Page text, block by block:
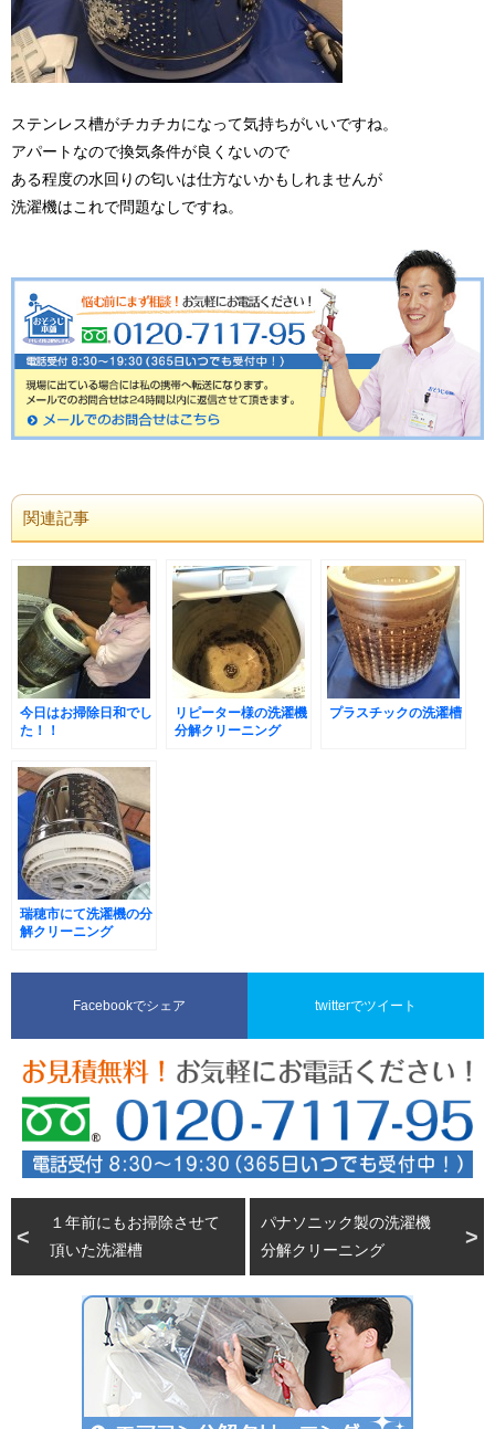
ステンレス槽がチカチカになって気持ちがいいですね。
アパートなので換気条件が良くないので
ある程度の水回りの匂いは仕方ないかもしれませんが
洗濯機はこれで問題なしですね。
関連記事
今日はお掃除日和でし
た！！
リピーター様の洗濯機
分解クリーニング
プラスチックの洗濯槽
瑞穂市にて洗濯機の分
解クリーニング
Facebookでシェア twitterでツイート
１年前にもお掃除させて
頂いた洗濯槽
パナソニック製の洗濯機
分解クリーニング